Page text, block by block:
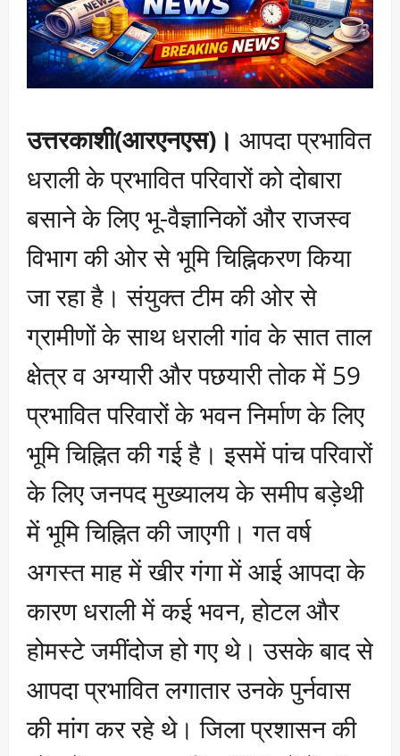
उत्तरकाशी(आरएनएस)। आपदा प्रभावित
धराली के प्रभावित परिवारों को दोबारा
बसाने के लिए भू-वैज्ञानिकों और राजस्व
विभाग की ओर से भूमि चिह्निकरण किया
जा रहा है। संयुक्त टीम की ओर से
ग्रामीणों के साथ धराली गांव के सात ताल
क्षेत्र व अग्यारी और पछयारी तोक में 59
प्रभावित परिवारों के भवन निर्माण के लिए
भूमि चिह्नित की गई है। इसमें पांच परिवारों
के लिए जनपद मुख्यालय के समीप बड़ेथी
में भूमि चिह्नित की जाएगी। गत वर्ष
अगस्त माह में खीर गंगा में आई आपदा के
कारण धराली में कई भवन, होटल और
होमस्टे जमींदोज हो गए थे। उसके बाद से
आपदा प्रभावित लगातार उनके पुर्नवास
की मांग कर रहे थे। जिला प्रशासन की